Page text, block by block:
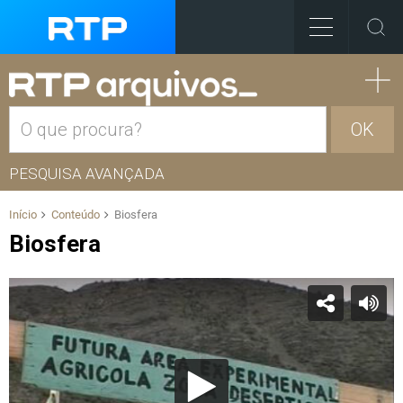
OK
PESQUISA AVANÇADA
Início Conteúdo Biosfera
Biosfera